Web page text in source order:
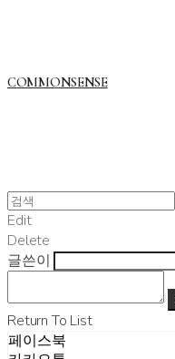
COMMONSENSE
Edit
Delete
글쓴이
Return To List
페이스북